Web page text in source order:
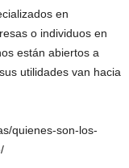
en
o individuos en
están abiertos a
utilidades van hacia
quienes-son-los-